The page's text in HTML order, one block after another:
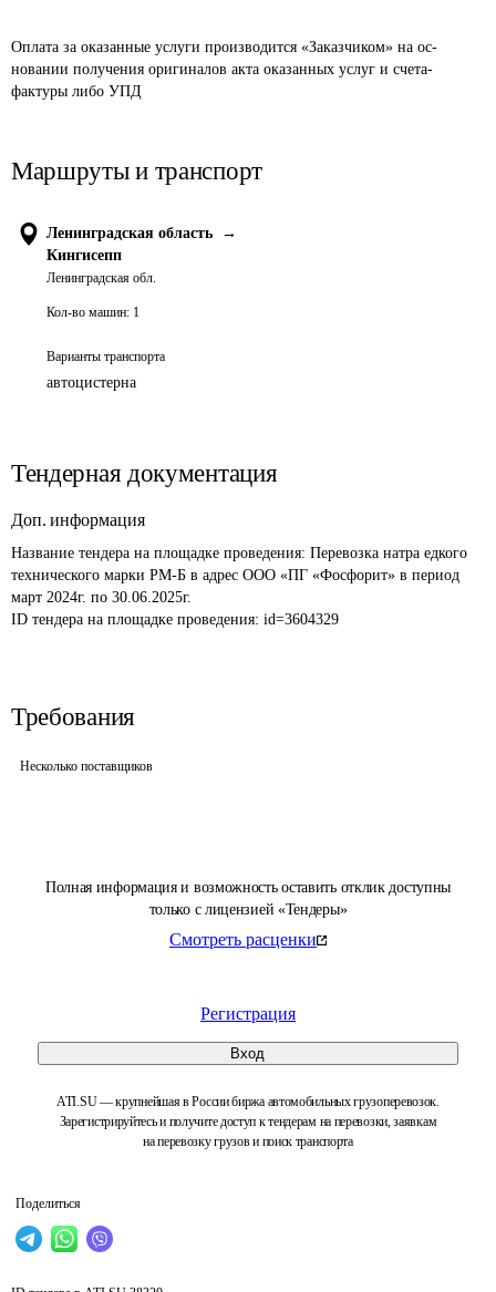
Полная информация и возможность оставить отклик доступны
только с лицензией «Тендеры»
Смотреть расценки
Регистрация
Вход
ATI.SU — крупнейшая в России биржа автомобильных грузоперевозок.
Зарегистрируйтесь и получите доступ к тендерам на перевозки, заявкам
на перевозку грузов и поиск транспорта
Поделиться
Оплата за оказанные услуги производится «Заказчиком» на ос-
новании получения оригиналов акта оказанных услуг и счета-
фактуры либо УПД
Маршруты и транспорт
Ленинградская область
→
Кингисепп
Ленинградская обл.
Кол-во машин: 1
Варианты транспорта
автоцистерна
Тендерная документация
Доп. информация
Название тендера на площадке проведения: Перевозка натра едкого
технического марки РМ-Б в адрес ООО «ПГ «Фосфорит» в период
март 2024г. по 30.06.2025г.
ID тендера на площадке проведения: id=3604329
Требования
Несколько поставщиков